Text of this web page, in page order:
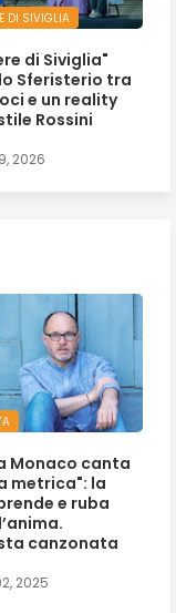
DI SIVIGLIA
di Siviglia"
Sferisterio tra
e un reality
Rossini
2026
Monaco canta
metrica": la
e ruba
canzonata
2025